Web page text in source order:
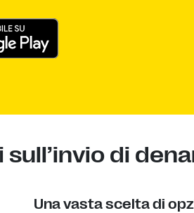
di
Una vasta scelta di